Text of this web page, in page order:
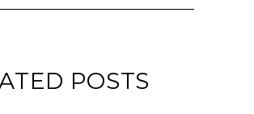
POSTS